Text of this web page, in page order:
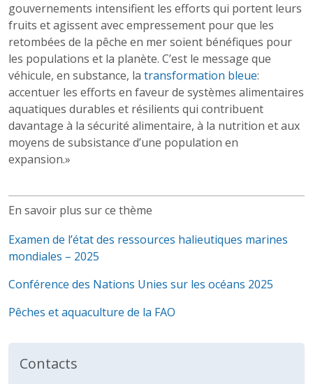
gouvernements intensifient les efforts qui portent leurs
fruits et agissent avec empressement pour que les
retombées de la pêche en mer soient bénéfiques pour
les populations et la planète. C’est le message que
véhicule, en substance, la transformation bleue:
accentuer les efforts en faveur de systèmes alimentaires
aquatiques durables et résilients qui contribuent
davantage à la sécurité alimentaire, à la nutrition et aux
moyens de subsistance d’une population en
expansion.»
En savoir plus sur ce thème
Examen de l’état des ressources halieutiques marines
mondiales – 2025
Conférence des Nations Unies sur les océans 2025
Pêches et aquaculture de la FAO
Contacts